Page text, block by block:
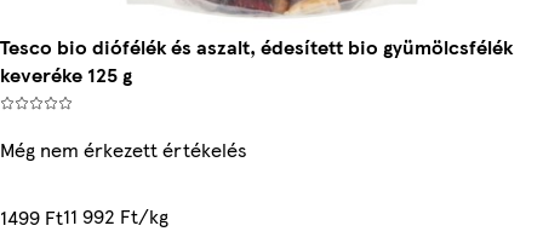
Tesco bio diófélék és aszalt, édesített bio gyümölcsfélék
keveréke 125 g
Még nem érkezett értékelés
1499 Ft11 992 Ft/kg